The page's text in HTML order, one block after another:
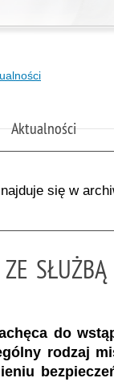
Aktualności
się w
ZE SŁUŻBĄ
do
rodzaj